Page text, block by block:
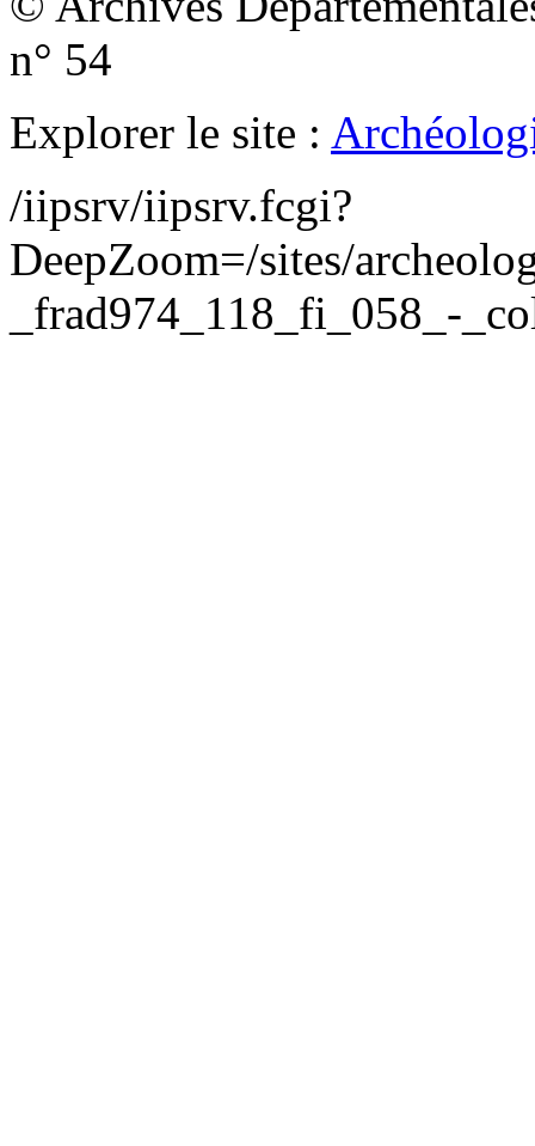
n° 54
Explorer le site :
/iipsrv/iipsrv.fcgi?
DeepZoom=/sites/
_frad974_118_fi_058_-